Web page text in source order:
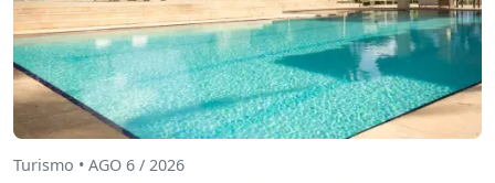
Turismo • AGO 6 / 2026